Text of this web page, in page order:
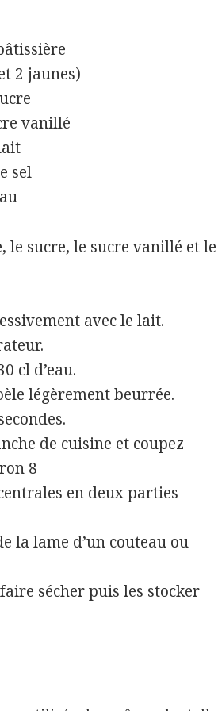
2 jaunes)
vanillé
sel
le sucre, le sucre vanillé et le
avec le lait.
cl d’eau.
légèrement beurrée.
de cuisine et coupez
8
en deux parties
la lame d’un couteau ou
sécher puis les stocker